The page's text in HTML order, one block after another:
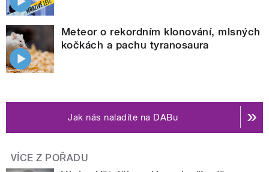
Meteor o rekordním klonování, mlsných
kočkách a pachu tyranosaura
Jak nás naladíte na DABu
VÍCE Z POŘADU